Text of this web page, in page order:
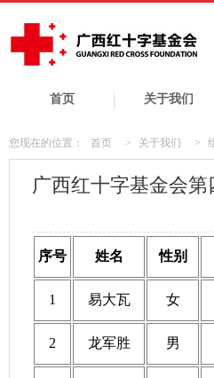
首页 关于我们
您现在的位置： 首页 > 关于我们 >
广西红十字基金会
序号 姓名 性别
1 易大瓦 女
2 龙军胜 男